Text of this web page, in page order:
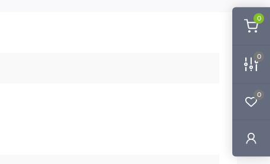
0
0
0